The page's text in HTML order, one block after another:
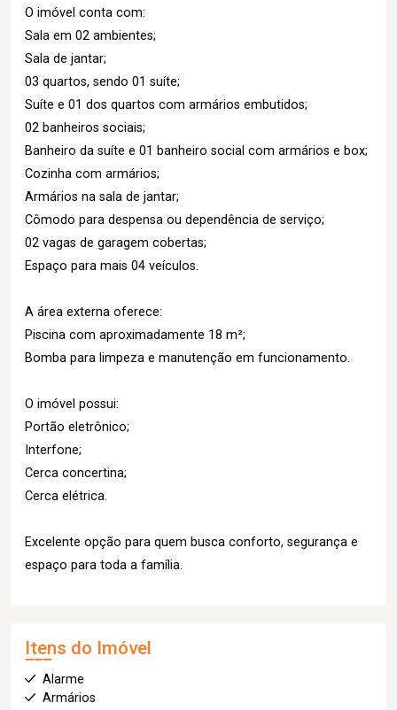
O imóvel conta com:
Sala em 02 ambientes;
Sala de jantar;
03 quartos, sendo 01 suíte;
Suíte e 01 dos quartos com armários embutidos;
02 banheiros sociais;
Banheiro da suíte e 01 banheiro social com armários e box;
Cozinha com armários;
Armários na sala de jantar;
Cômodo para despensa ou dependência de serviço;
02 vagas de garagem cobertas;
Espaço para mais 04 veículos.
A área externa oferece:
Piscina com aproximadamente 18 m²;
Bomba para limpeza e manutenção em funcionamento.
O imóvel possui:
Portão eletrônico;
Interfone;
Cerca concertina;
Cerca elétrica.
Excelente opção para quem busca conforto, segurança e
espaço para toda a família.
Itens do Imóvel
Alarme
Armários